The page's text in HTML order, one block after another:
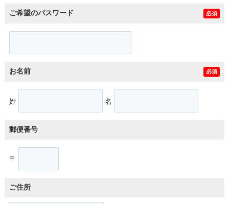
ご希望のパスワード 必須
お名前 必須
姓 名
郵便番号
〒
ご住所